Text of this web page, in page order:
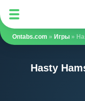
Ontabs.com » Игры »
Hasty